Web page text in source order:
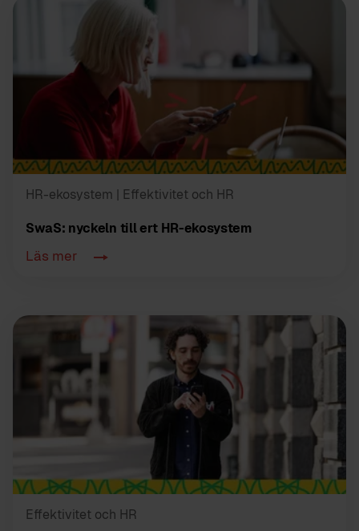
HR-ekosystem | Effektivitet och HR
SwaS: nyckeln till ert HR-ekosystem
Läs mer
Effektivitet och HR